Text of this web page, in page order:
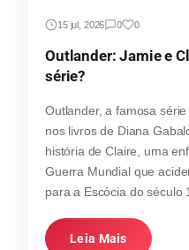
15 jul, 2026 0 0
Outlander: Jamie e
série?
Outlander, a famosa
nos livros de Diana
história de Claire, uma
Guerra Mundial que
para a Escócia do século
Leia Mais